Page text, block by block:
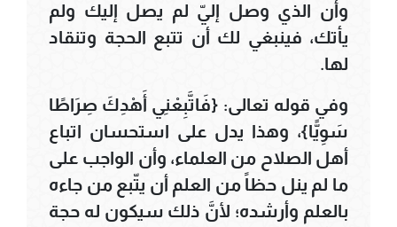
وأن الذي وصل إليّ لم يصل إليك ولم
يأتك، فينبغي لك أن تتبع الحجة وتنقاد
لها.
وفي قوله تعالى: {فَاتَّبِعْنِي أَهْدِكَ صِرَاطًا
سَوِيًّا}، وهذا يدل على استحسان اتباع
أهل الصلاح من العلماء، وأن الواجب على
ما لم ينل حظاً من العلم أن يتّبع من جاءه
بالعلم وأرشده؛ لأنَّ ذلك سيكون له حجة